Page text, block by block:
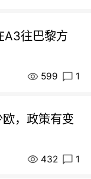
A3往巴黎方
599 1
，政策有变
432 1